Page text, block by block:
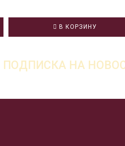
В КОРЗИНУ
ПОДПИСКА НА